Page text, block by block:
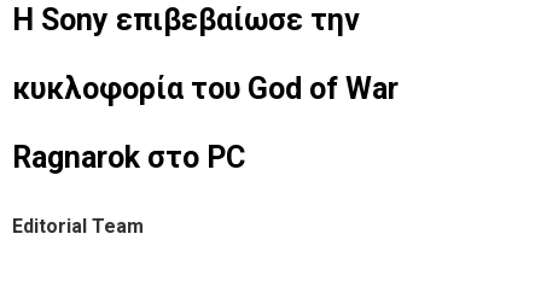
Η Sony επιβεβαίωσε την
κυκλοφορία του God of War
Ragnarok στο PC
Editorial Team